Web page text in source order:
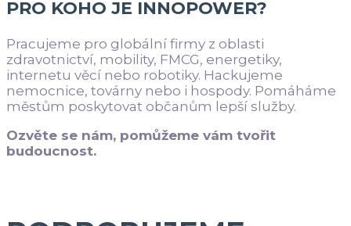
PRO KOHO JE INNOPOWER?
Pracujeme pro globální firmy z oblasti
zdravotnictví, mobility, FMCG, energetiky,
internetu věcí nebo robotiky. Hackujeme
nemocnice, továrny nebo i hospody. Pomáháme
městům poskytovat občanům lepší služby.
Ozvěte se nám, pomůžeme vám tvořit
budoucnost.